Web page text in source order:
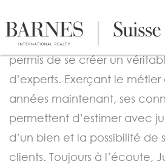
connaît parfaitement le
vaudois et ses acteurs
permis de se créer un
d’experts. Exerçant le métier
années maintenant, ses
permettent d’estimer avec
d’un bien et la possibilité de
clients. Toujours à l’écoute,